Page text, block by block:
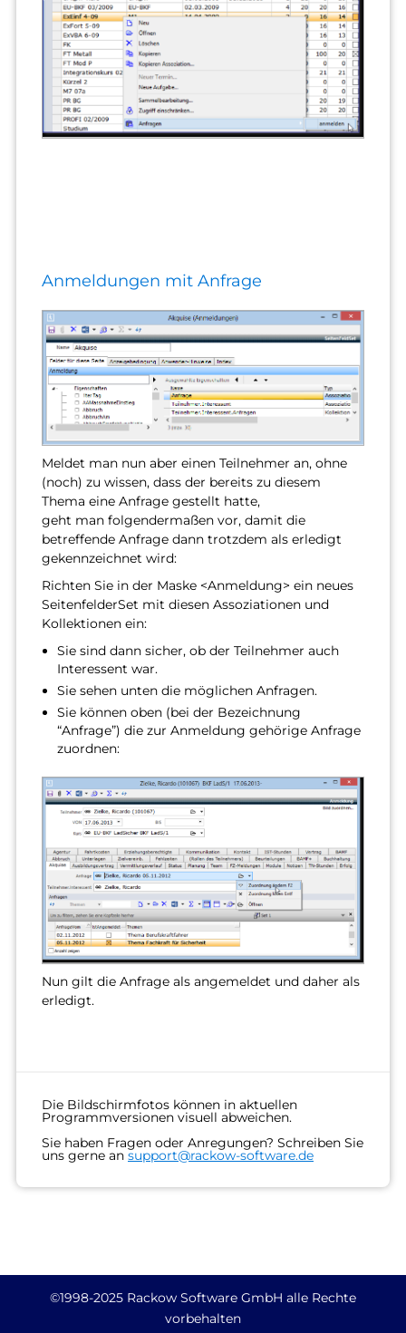
Anmeldungen mit Anfrage
Meldet man nun aber einen Teilnehmer an, ohne
(noch) zu wissen, dass der bereits zu diesem
Thema eine Anfrage gestellt hatte,
geht man folgendermaßen vor, damit die
betreffende Anfrage dann trotzdem als erledigt
gekennzeichnet wird:
Richten Sie in der Maske <Anmeldung> ein neues
SeitenfelderSet mit diesen Assoziationen und
Kollektionen ein:
Sie sind dann sicher, ob der Teilnehmer auch
Interessent war.
Sie sehen unten die möglichen Anfragen.
Sie können oben (bei der Bezeichnung
“Anfrage”) die zur Anmeldung gehörige Anfrage
zuordnen:
Nun gilt die Anfrage als angemeldet und daher als
erledigt.
Die Bildschirmfotos können in aktuellen
Programmversionen visuell abweichen.
Sie haben Fragen oder Anregungen? Schreiben Sie
uns gerne an support@rackow-software.de
©1998-2025 Rackow Software GmbH alle Rechte
vorbehalten